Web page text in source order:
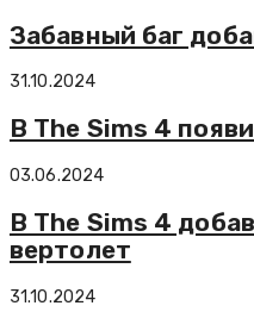
Забавный баг
31.10.2024
В The Sims 4
03.06.2024
В The Sims 4
вертолет
31.10.2024